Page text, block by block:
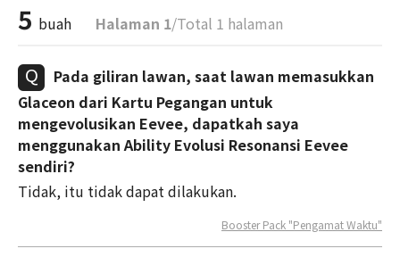
5 buah Halaman 1/Total 1 halaman
Pada giliran lawan, saat lawan memasukkan
Glaceon dari Kartu Pegangan untuk
mengevolusikan Eevee, dapatkah saya
menggunakan Ability Evolusi Resonansi Eevee
sendiri?
Tidak, itu tidak dapat dilakukan.
Booster Pack "Pengamat Waktu"